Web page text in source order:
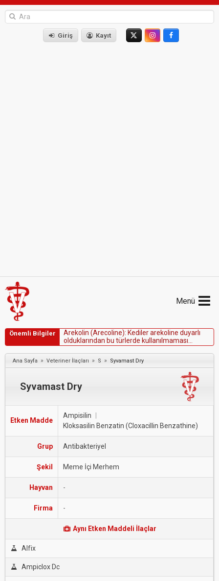
Giriş Kayıt
Menü
Önemli Bilgiler Areko in (Areco ine): Kedi erareko ine duyarı
o dukarından bu türerde ku anı maması
gerekmektedir.
Ana Sayfa » Veteriner İlaçları » S » Syvamast Dry
Syvamast Dry
Etken Madde
Ampisilin
Kloksasilin Benzatin (Cloxacillin Benzathine)
Grup Antibakteriyel
Şekil Meme İçi Merhem
Hayvan -
Firma -
Aynı Etken Maddeli İlaçlar
Alfix
Ampiclox Dc